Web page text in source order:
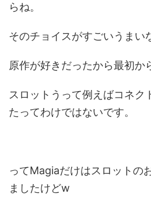
らね。
そのチョイスがすごいうまい
原作が好きだったから最初か
スロットうって例えばコネク
たってわけではないです。
ってMagiaだけはスロットの
ましたけどw